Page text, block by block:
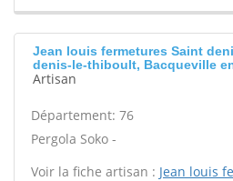
Jean louis fermetures Saint
denis-le-thiboult, Bacqueville
Artisan
Département: 76
Pergola Soko -
Voir la fiche artisan : Jean louis